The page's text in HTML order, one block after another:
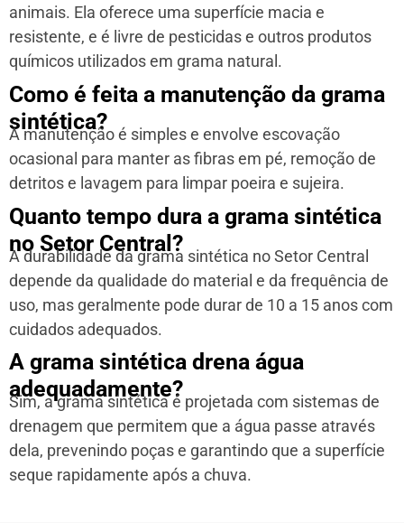
animais. Ela oferece uma superfície macia e
resistente, e é livre de pesticidas e outros produtos
químicos utilizados em grama natural.
Como é feita a manutenção da grama
sintética?
A manutenção é simples e envolve escovação
ocasional para manter as fibras em pé, remoção de
detritos e lavagem para limpar poeira e sujeira.
Quanto tempo dura a grama sintética
no Setor Central?
A durabilidade da grama sintética no Setor Central
depende da qualidade do material e da frequência de
uso, mas geralmente pode durar de 10 a 15 anos com
cuidados adequados.
A grama sintética drena água
adequadamente?
Sim, a grama sintética é projetada com sistemas de
drenagem que permitem que a água passe através
dela, prevenindo poças e garantindo que a superfície
seque rapidamente após a chuva.